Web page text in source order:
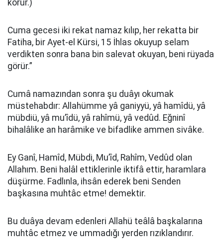
korur.)
Cuma gecesi iki rekat namaz kılıp, her rekatta bir
Fatiha, bir Ayet-el Kürsi, 15 İhlas okuyup selam
verdikten sonra bana bin salevat okuyan, beni rüyada
görür.”
Cumâ namazından sonra şu duâyı okumak
müstehabdır: Allahümme yâ ganiyyü, yâ hamîdü, yâ
mübdiü, yâ mu’îdü, yâ rahîmü, yâ vedûd. Eğninî
bihalâlike an harâmike ve bifadlike ammen sivâke.
Ey Ganî, Hamîd, Mübdi, Mu’îd, Rahîm, Vedûd olan
Allahım. Beni halâl ettiklerinle iktifâ ettir, haramlara
düşürme. Fadlınla, ihsân ederek beni Senden
başkasına muhtâc etme! demektir.
Bu duâya devam edenleri Allahü teâlâ başkalarına
muhtâc etmez ve ummadığı yerden rızıklandırır.